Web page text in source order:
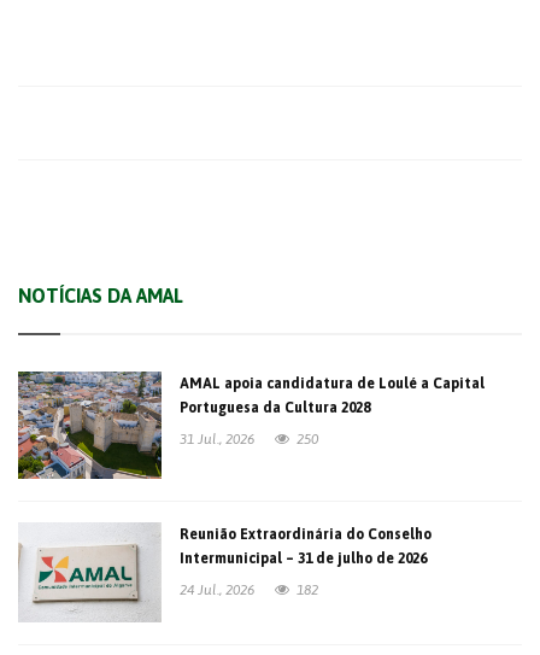
NOTÍCIAS DA AMAL
AMAL apoia candidatura de Loulé a Capital
Portuguesa da Cultura 2028
31 Jul., 2026
250
Reunião Extraordinária do Conselho
Intermunicipal – 31 de julho de 2026
24 Jul., 2026
182